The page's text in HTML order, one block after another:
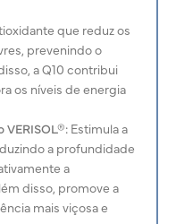
que reduz os
prevenindo o
a Q10 contribui
os níveis de energia
Estimula a
a profundidade
a
disso, promove a
mais viçosa e